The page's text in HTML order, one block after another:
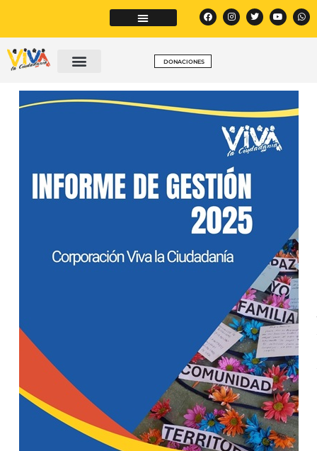
DONACIONES